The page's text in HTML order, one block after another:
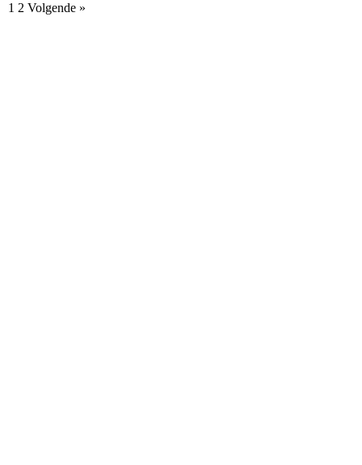
1 2 Volgende »